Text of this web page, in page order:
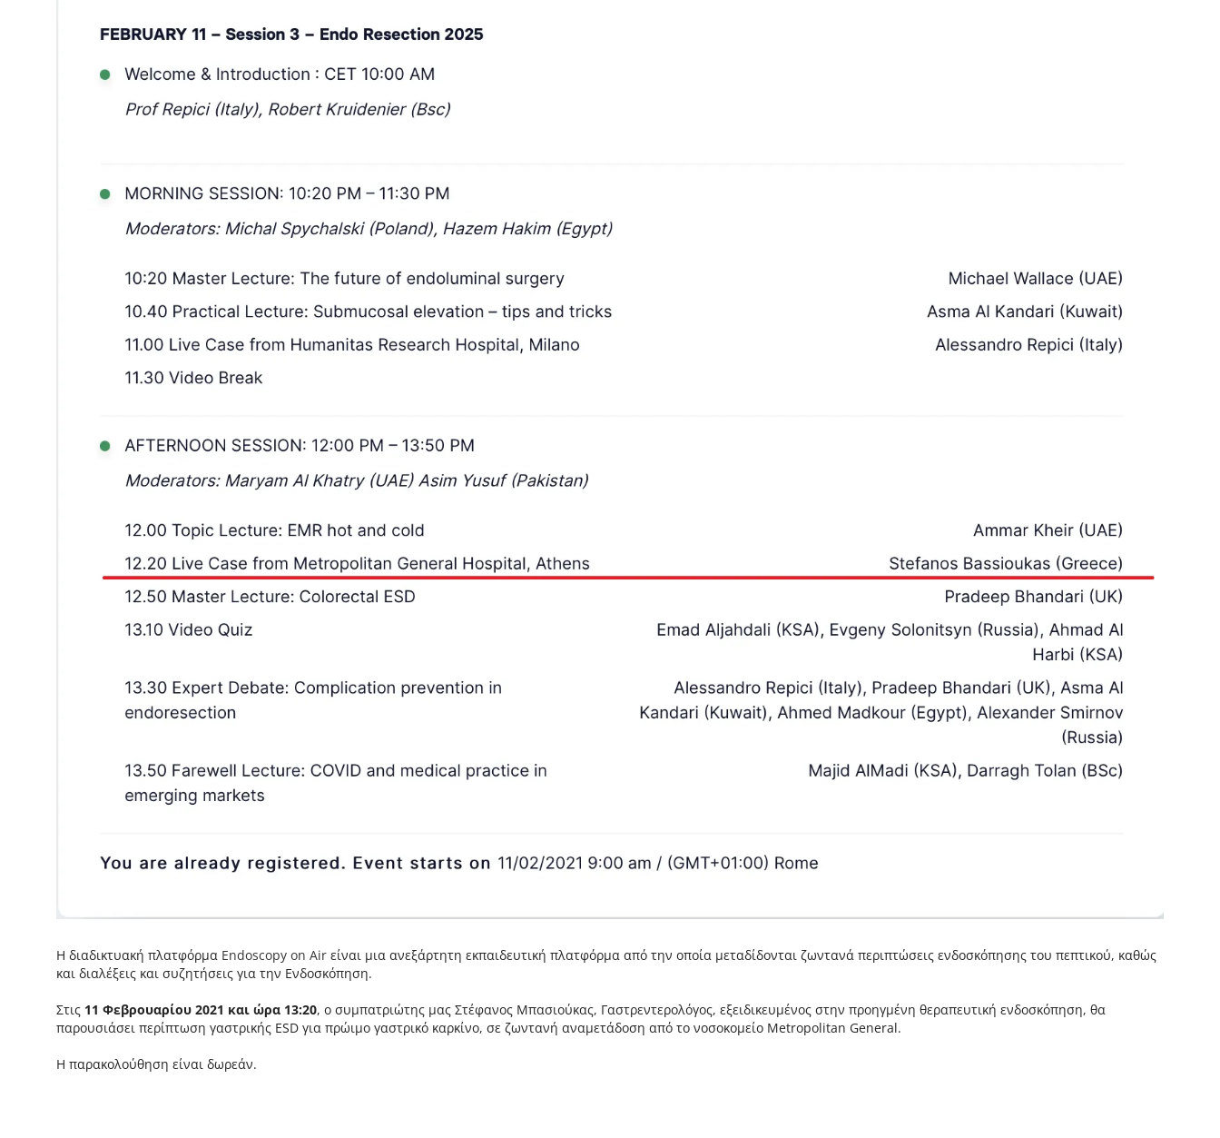
εικόνας
Η διαδικτυακή πλατφόρμα Endoscopy on Air είναι μια ανεξάρτητη εκπαιδευτική πλατφόρμα από την οποία μεταδίδονται ζωντανά περιπτώσεις ενδοσκόπησης του πεπτικού, καθώς
και διαλέξεις και συζητήσεις για την Ενδοσκόπηση.
Στις 11 Φεβρουαρίου 2021 και ώρα 13:20, ο συμπατριώτης μας Στέφανος Μπασιούκας, Γαστρεντερολόγος, εξειδικευμένος στην προηγμένη θεραπευτική ενδοσκόπηση, θα
παρουσιάσει περίπτωση γαστρικής ESD για πρώιμο γαστρικό καρκίνο, σε ζωντανή αναμετάδοση από το νοσοκομείο Metropolitan General.
Η παρακολούθηση είναι δωρεάν.